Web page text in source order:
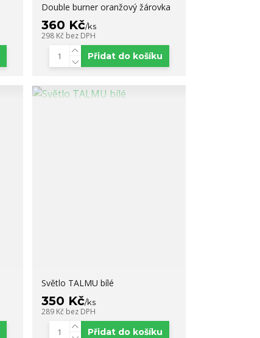
Double burner oranžový žárovka
360 Kč/ks
298 Kč bez DPH
Přidat do košíku
Světlo TALMU bílé
350 Kč/ks
289 Kč bez DPH
Přidat do košíku